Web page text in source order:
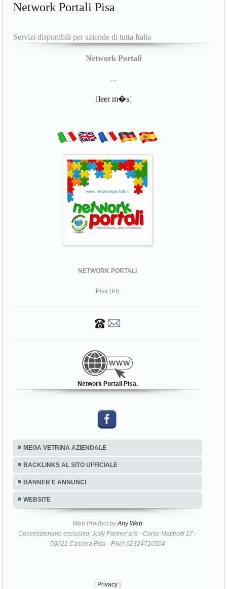
Network Portali Pisa
Servizi disponibili per aziende di tutta Italia
Network Portali
...
[leer m�s]
NETWORK PORTALI
Pisa (PI)
Network Portali Pisa,
MEGA VETRINA AZIENDALE
BACKLINKS AL SITO UFFICIALE
BANNER E ANNUNCI
WEBSITE
Web Product byAny Web
Concessionario esclusivo: Jolly Partner srls - Corso Matteotti 17 -
56021 Cascina Pisa - P.IVA 02324710504
[ Privacy ]